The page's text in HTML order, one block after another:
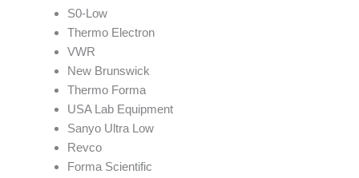
S0-Low
Thermo Electron
VWR
New Brunswick
Thermo Forma
USA Lab Equipment
Sanyo Ultra Low
Revco
Forma Scientific